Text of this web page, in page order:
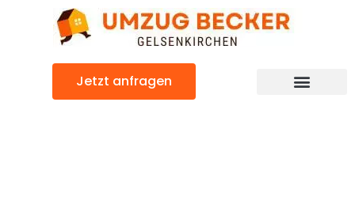
Jetzt anfragen